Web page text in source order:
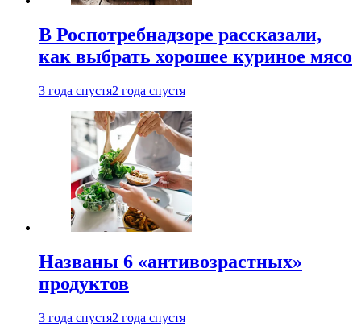
В Роспотребнадзоре рассказали,
как выбрать хорошее куриное мясо
3 года спустя2 года спустя
Названы 6 «антивозрастных»
продуктов
3 года спустя2 года спустя